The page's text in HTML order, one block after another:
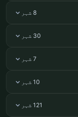
8 شہر
30 شہر
7 شہر
10 شہر
121 شہر